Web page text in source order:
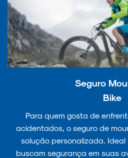
Seguro
Bike
Para quem gosta de
acidentados, o seguro de
solução personalizada.
buscam segurança em suas